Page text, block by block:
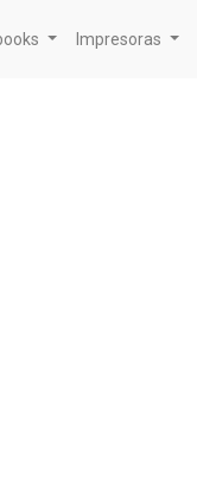
Impresoras